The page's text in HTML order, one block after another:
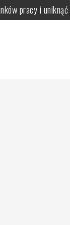
pracy i uniknąć